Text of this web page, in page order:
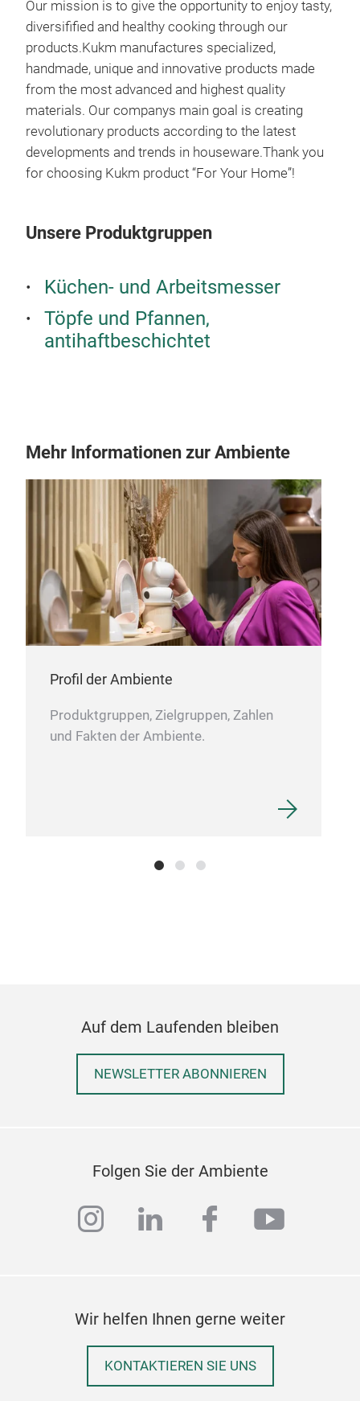
Our mission is to give the opportunity to enjoy tasty,
diversiﬁﬁed and healthy cooking through our
products.Kukm manufactures specialized,
handmade, unique and innovative products made
from the most advanced and highest quality
materials. Our companys main goal is creating
revolutionary products according to the latest
developments and trends in houseware.Thank you
for choosing Kukm product “For Your Home”!
Unsere Produktgruppen
Küchen- und Arbeitsmesser
Töpfe und Pfannen,
antihaftbeschichtet
Mehr Informationen zur Ambiente
Profil der Ambiente
Produktgruppen, Zielgruppen, Zahlen
und Fakten der Ambiente.
Auf dem Laufenden bleiben
NEWSLETTER ABONNIEREN
Folgen Sie der Ambiente
instagram
linkedinfacebook
Wir helfen Ihnen gerne weiter
KONTAKTIEREN SIE UNS